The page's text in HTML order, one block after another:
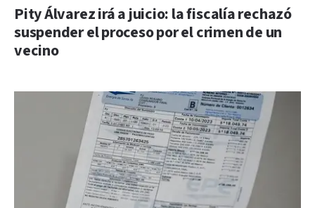
Pity Álvarez irá a juicio: la fiscalía rechazó
suspender el proceso por el crimen de un
vecino